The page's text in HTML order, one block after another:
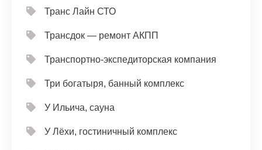
Транс Лайн СТО
Трансдок — ремонт АКПП
Транспортно-экспедиторская компания
Три богатыря, банный комплекс
У Ильича, сауна
У Лёхи, гостиничный комплекс